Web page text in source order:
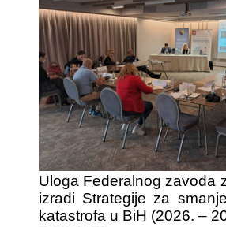
Uloga Federalnog zavoda
izradi Strategije za
katastrofa u BiH (2026. –